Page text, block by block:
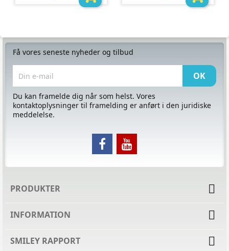
Få vores seneste nyheder og tilbud
Du kan framelde dig når som helst. Vores
kontaktoplysninger til framelding er anført i den juridiske
meddelelse.
PRODUKTER 
INFORMATION 
SMILEY RAPPORT 